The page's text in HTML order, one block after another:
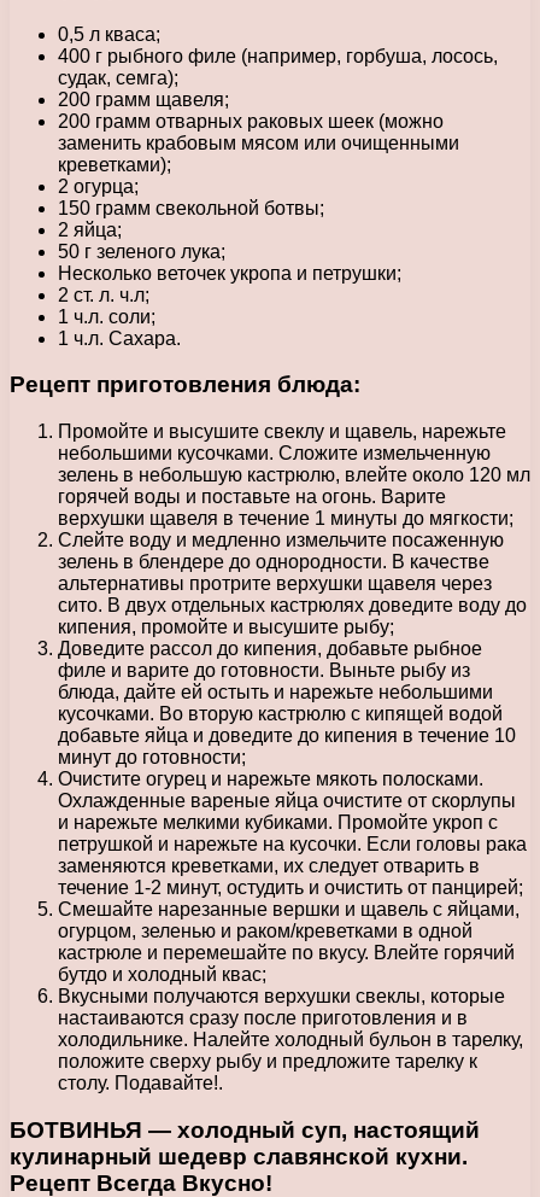
0,5 л кваса;
400 г рыбного филе (например, горбуша, лосось,
судак, семга);
200 грамм щавеля;
200 грамм отварных раковых шеек (можно
заменить крабовым мясом или очищенными
креветками);
2 огурца;
150 грамм свекольной ботвы;
2 яйца;
50 г зеленого лука;
Несколько веточек укропа и петрушки;
2 ст. л. ч.л;
1 ч.л. соли;
1 ч.л. Сахара.
Рецепт приготовления блюда:
Промойте и высушите свеклу и щавель, нарежьте
небольшими кусочками. Сложите измельченную
зелень в небольшую кастрюлю, влейте около 120 мл
горячей воды и поставьте на огонь. Варите
верхушки щавеля в течение 1 минуты до мягкости;
Слейте воду и медленно измельчите посаженную
зелень в блендере до однородности. В качестве
альтернативы протрите верхушки щавеля через
сито. В двух отдельных кастрюлях доведите воду до
кипения, промойте и высушите рыбу;
Доведите рассол до кипения, добавьте рыбное
филе и варите до готовности. Выньте рыбу из
блюда, дайте ей остыть и нарежьте небольшими
кусочками. Во вторую кастрюлю с кипящей водой
добавьте яйца и доведите до кипения в течение 10
минут до готовности;
Очистите огурец и нарежьте мякоть полосками.
Охлажденные вареные яйца очистите от скорлупы
и нарежьте мелкими кубиками. Промойте укроп с
петрушкой и нарежьте на кусочки. Если головы рака
заменяются креветками, их следует отварить в
течение 1-2 минут, остудить и очистить от панцирей;
Смешайте нарезанные вершки и щавель с яйцами,
огурцом, зеленью и раком/креветками в одной
кастрюле и перемешайте по вкусу. Влейте горячий
бутдо и холодный квас;
Вкусными получаются верхушки свеклы, которые
настаиваются сразу после приготовления и в
холодильнике. Налейте холодный бульон в тарелку,
положите сверху рыбу и предложите тарелку к
столу. Подавайте!.
БОТВИНЬЯ — холодный суп, настоящий
кулинарный шедевр славянской кухни.
Рецепт Всегда Вкусно!